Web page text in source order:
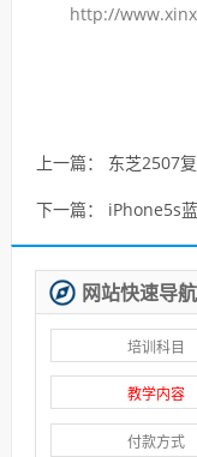
http://
上一篇： 东芝2507
下一篇： iPhone5s
网站快速导航
培训科目
教学内容
付款方式